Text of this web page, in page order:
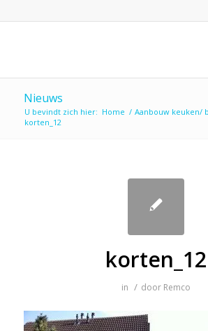
Nieuws
U bevindt zich hier: Home / Aanbouw keuken/
korten_12
korten_12
in / door Remco